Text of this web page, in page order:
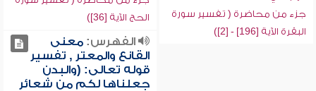
جزء من محاضرة ( تفسير سورة
البقرة الآية [196] - [2])
الحج الآية [36])
الفهرس:معنى
القانع والمعتر , تفسير
قوله تعالى: (والبدن
جعلناها لكم من شعائر